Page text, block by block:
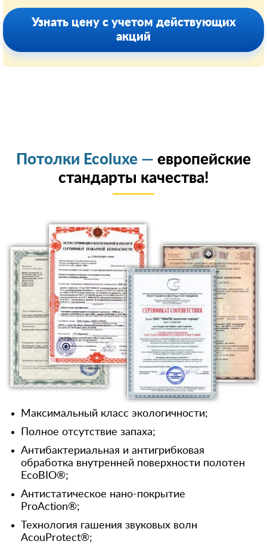
Узнать цену с учетом действующих
акций
Потолки Ecoluxe — европейские
стандарты качества!
Максимальный класс экологичности;
Полное отсутствие запаха;
Антибактериальная и антигрибковая
обработка внутренней поверхности полотен
EcoBIO®;
Антистатическое нано-покрытие
ProAction®;
Технология гашения звуковых волн
AcouProtect®;